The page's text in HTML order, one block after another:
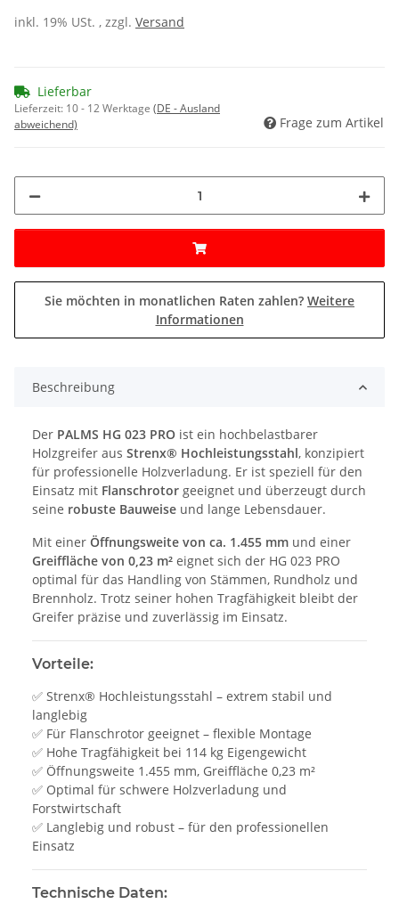
inkl. 19% USt. , zzgl. Versand
Lieferbar
Lieferzeit: 10 - 12 Werktage (DE - Ausland
abweichend)
Frage zum Artikel
Sie möchten in monatlichen Raten zahlen? Weitere
Informationen
Beschreibung
Der PALMS HG 023 PRO ist ein hochbelastbarer
Holzgreifer aus Strenx® Hochleistungsstahl, konzipiert
für professionelle Holzverladung. Er ist speziell für den
Einsatz mit Flanschrotor geeignet und überzeugt durch
seine robuste Bauweise und lange Lebensdauer.
Mit einer Öffnungsweite von ca. 1.455 mm und einer
Greiffläche von 0,23 m² eignet sich der HG 023 PRO
optimal für das Handling von Stämmen, Rundholz und
Brennholz. Trotz seiner hohen Tragfähigkeit bleibt der
Greifer präzise und zuverlässig im Einsatz.
Vorteile:
✅ Strenx® Hochleistungsstahl – extrem stabil und
langlebig
✅ Für Flanschrotor geeignet – flexible Montage
✅ Hohe Tragfähigkeit bei 114 kg Eigengewicht
✅ Öffnungsweite 1.455 mm, Greiffläche 0,23 m²
✅ Optimal für schwere Holzverladung und
Forstwirtschaft
✅ Langlebig und robust – für den professionellen
Einsatz
Technische Daten: